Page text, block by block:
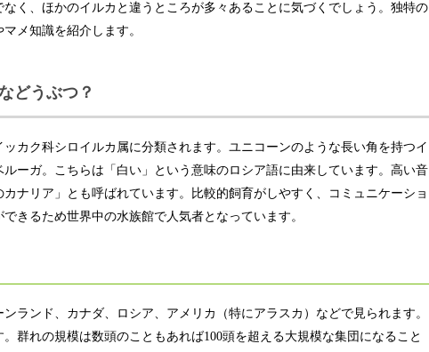
く、ほかのイルカと違うところが多々あることに気づくでしょう。独特の
メ知識を紹介します。
どうぶつ？
カク科シロイルカ属に分類されます。ユニコーンのような長い角を持つイ
ーガ。こちらは「白い」という意味のロシア語に由来しています。高い音
ナリア」とも呼ばれています。比較的飼育がしやすく、コミュニケーショ
きるため世界中の水族館で人気者となっています。
ランド、カナダ、ロシア、アメリカ（特にアラスカ）などで見られます。
群れの規模は数頭のこともあれば100頭を超える大規模な集団になること